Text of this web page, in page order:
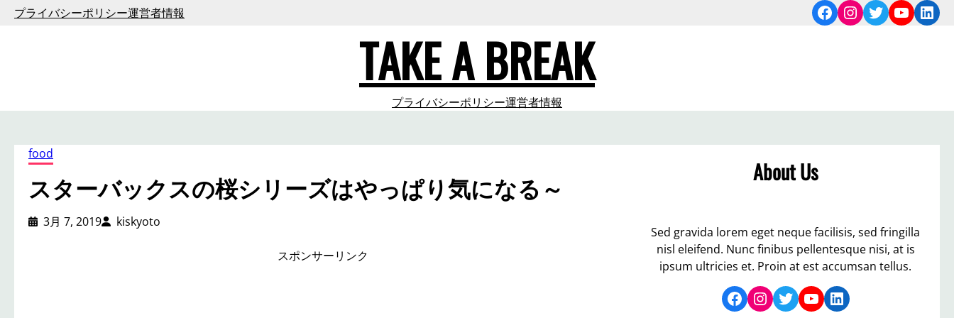
プ
プライバシーポリシー運営者情報 Facebook
Instagram
Twitter
TAKE A BREAK
プライバシーポリシー運営者情報
food
スターバックスの桜シリーズはやっぱり気になる～
3月 7, 2019 kiskyoto
スポンサーリンク
About Us
Sed gravida lorem eget neque facilisis, sed fringilla
nisl eleifend. Nunc finibus pellentesque nisi, at is
ipsum ultricies et. Proin at est accumsan tellus.
Facebook Instagram Twitter YouTube LinkedIn